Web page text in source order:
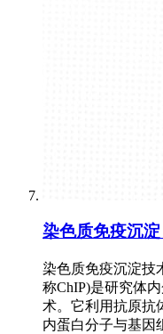
染色质免疫沉
染色质免疫沉淀技
称ChIP)是研究体
术。它利用抗原抗
内蛋白分子与基因